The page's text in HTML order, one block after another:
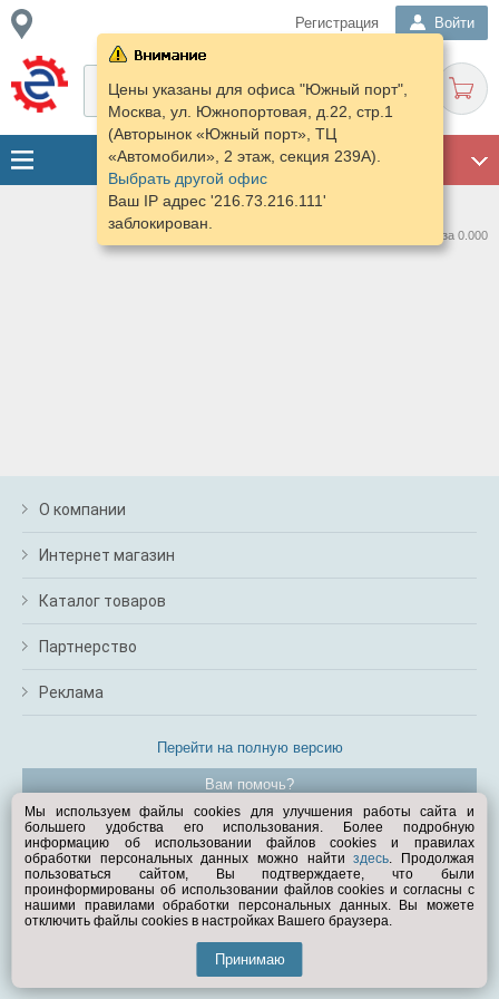
Регистрация Войти
Цены указаны для офиса "Южный порт",
Москва, ул. Южнопортовая, д.22, стр.1
(Авторынок «Южный порт», ТЦ
«Автомобили», 2 этаж, секция 239А).
Выбрать другой офис
Ваш IP адрес '216.73.216.111'
заблокирован.
Нашлось предложений: 0 за 0.000
О компании
Интернет магазин
Каталог товаров
Партнерство
Реклама
Перейти на полную версию
Вам помочь?
© Exist.ru 1998—2026
Мы используем файлы cookies для улучшения работы сайта и
большего удобства его использования. Более подробную
информацию об использовании файлов cookies и правилах
обработки персональных данных можно найтиздесь. Продолжая
пользоваться сайтом, Вы подтверждаете, что были
проинформированы об использовании файлов cookies и согласны с
нашими правилами обработки персональных данных. Вы можете
отключить файлы cookies в настройках Вашего браузера.
Принимаю